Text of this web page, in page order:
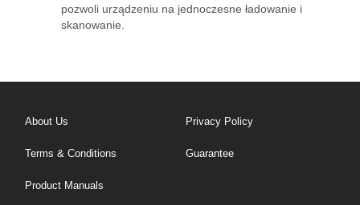
pozwoli urządzeniu na jednoczesne ładowanie i
skanowanie.
About Us Privacy Policy
Terms & Conditions Guarantee
Product Manuals